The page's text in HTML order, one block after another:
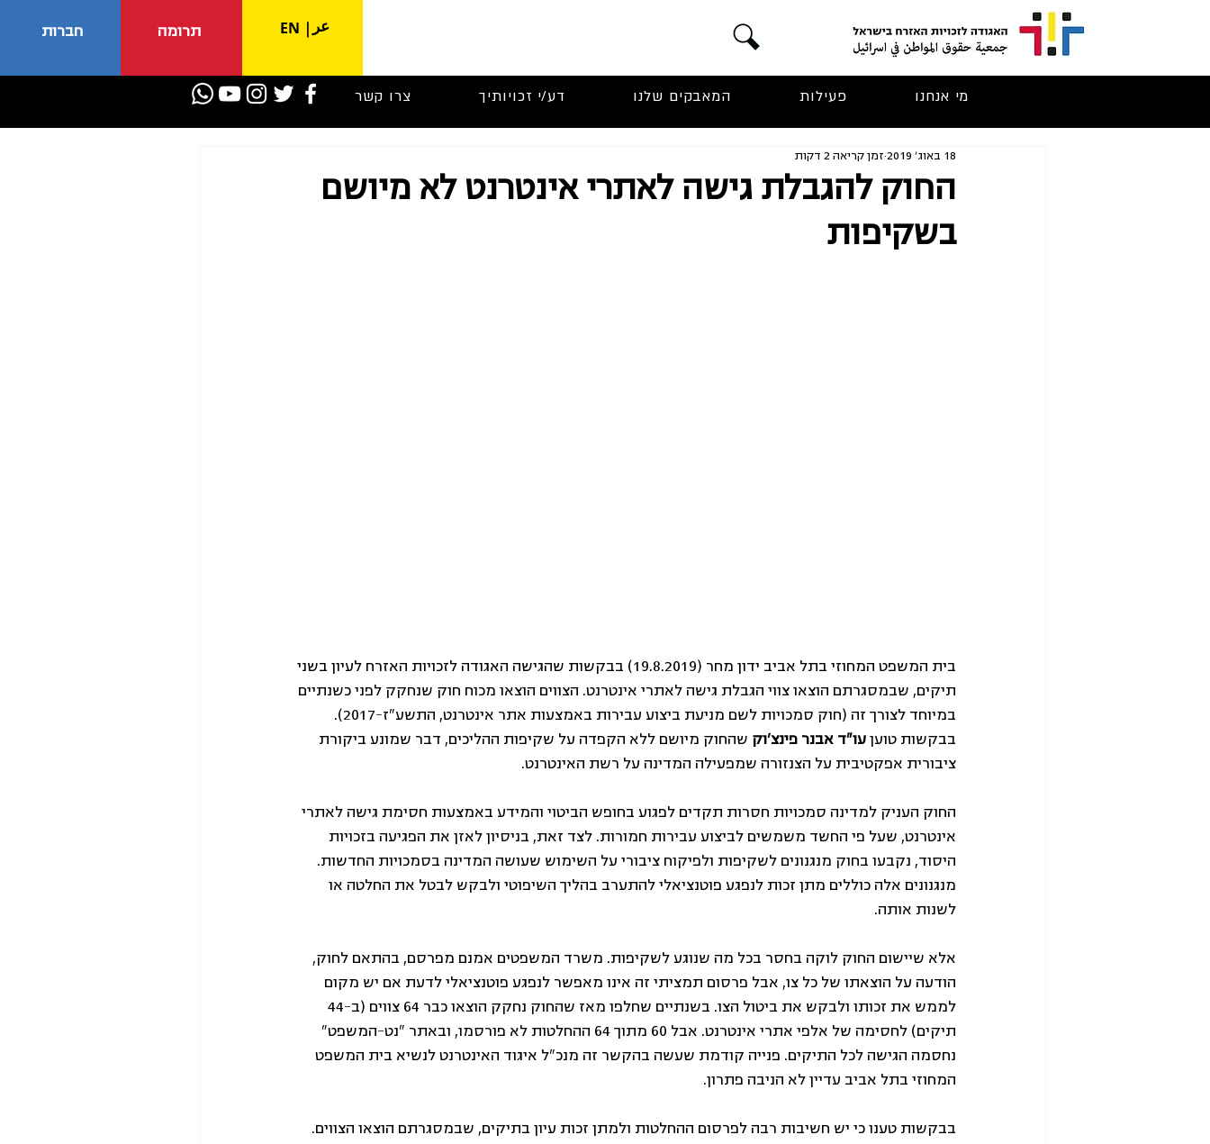
חברות תרומה عر EN
מי אנחנו פעילות המאבקים שלנו דע/י זכויותיך צרו קשר
החוק להגבלת גישה לאתרי אינטרנט לא מיושם
בשקיפות
18 באוג׳ 2019 זמן קריאה 2 דקות
בית המשפט המחוזי בתל אביב ידון מחר (19.8.2019) בבקשות שהגישה האגודה לזכויות האזרח לעיון בשני
תיקים, שבמסגרתם הוצאו צווי הגבלת גישה לאתרי אינטרנט. הצווים הוצאו מכוח חוק שנחקק לפני כשנתיים
במיוחד לצורך זה (חוק סמכויות לשם מניעת ביצוע עבירות באמצעות אתר אינטרנט, התשע"ז-2017).
בבקשות טוען עו"ד אבנר פינצ'וק שהחוק מיושם ללא הקפדה על שקיפות ההליכים, דבר שמונע ביקורת
ציבורית אפקטיבית על הצנזורה שמפעילה המדינה על רשת האינטרנט.
החוק העניק למדינה סמכויות חסרות תקדים לפגוע בחופש הביטוי והמידע באמצעות חסימת גישה לאתרי
אינטרנט, שעל פי החשד משמשים לביצוע עבירות חמורות. לצד זאת, בניסיון לאזן את הפגיעה בזכויות
היסוד, נקבעו בחוק מנגנונים לשקיפות ולפיקוח ציבורי על השימוש שעושה המדינה בסמכויות החדשות.
מנגנונים אלה כוללים מתן זכות לנפגע פוטנציאלי להתערב בהליך השיפוטי ולבקש לבטל את החלטה או
לשנות אותה.
אלא שיישום החוק לוקה בחסר בכל מה שנוגע לשקיפות. משרד המשפטים אמנם מפרסם, בהתאם לחוק,
הודעה על הוצאתו של כל צו, אבל פרסום תמציתי זה אינו מאפשר לנפגע פוטנציאלי לדעת אם יש מקום
תיקים) לחסימה של אלפי אתרי אינטרנט. אבל 60 מתוך 64 ההחלטות לא פורסמו, ובאתר "נט-המשפט"
נחסמה הגישה לכל התיקים. פנייה קודמת שעשה בהקשר זה מנכ"ל איגוד האינטרנט לנשיא בית המשפט
המחוזי בתל אביב עדיין לא הניבה פתרון.
בבקשות טענו כי יש חשיבות רבה לפרסום ההחלטות ולמתן זכות עיון בתיקים, שבמסגרתם הוצאו הצווים.